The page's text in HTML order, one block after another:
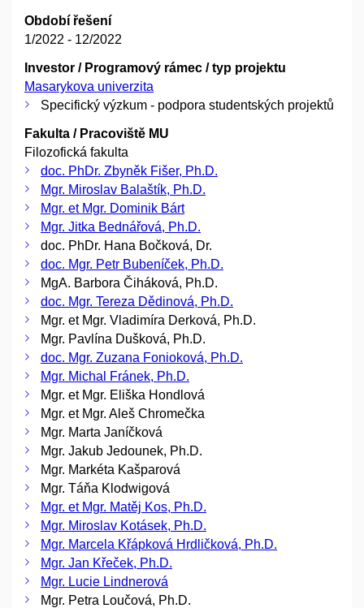
Období řešení
1/2022 - 12/2022
Investor / Programový rámec / typ projektu
Masarykova univerzita
Specifický výzkum - podpora studentských projektů
Fakulta / Pracoviště MU
Filozofická fakulta
doc. PhDr. Zbyněk Fišer, Ph.D.
Mgr. Miroslav Balaštík, Ph.D.
Mgr. et Mgr. Dominik Bárt
Mgr. Jitka Bednářová, Ph.D.
doc. PhDr. Hana Bočková, Dr.
doc. Mgr. Petr Bubeníček, Ph.D.
MgA. Barbora Čiháková, Ph.D.
doc. Mgr. Tereza Dědinová, Ph.D.
Mgr. et Mgr. Vladimíra Derková, Ph.D.
Mgr. Pavlína Dušková, Ph.D.
doc. Mgr. Zuzana Fonioková, Ph.D.
Mgr. Michal Fránek, Ph.D.
Mgr. et Mgr. Eliška Hondlová
Mgr. et Mgr. Aleš Chromečka
Mgr. Marta Janíčková
Mgr. Jakub Jedounek, Ph.D.
Mgr. Markéta Kašparová
Mgr. Táňa Klodwigová
Mgr. et Mgr. Matěj Kos, Ph.D.
Mgr. Miroslav Kotásek, Ph.D.
Mgr. Marcela Křápková Hrdličková, Ph.D.
Mgr. Jan Křeček, Ph.D.
Mgr. Lucie Lindnerová
Mgr. Petra Loučová, Ph.D.